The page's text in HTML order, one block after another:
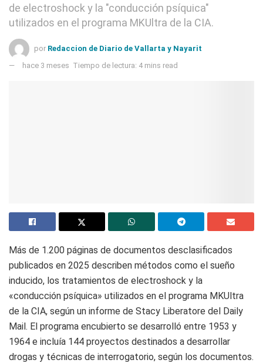
de electroshock y la "conducción psíquica"
utilizados en el programa MKUltra de la CIA.
por Redaccion de Diario de Vallarta y Nayarit
hace 3 meses Tiempo de lectura: 4 mins read
Más de 1.200 páginas de documentos desclasificados
publicados en 2025 describen métodos como el sueño
inducido, los tratamientos de electroshock y la
«conducción psíquica» utilizados en el programa MKUltra
de la CIA, según un informe de Stacy Liberatore del Daily
Mail. El programa encubierto se desarrolló entre 1953 y
1964 e incluía 144 proyectos destinados a desarrollar
drogas y técnicas de interrogatorio, según los documentos.